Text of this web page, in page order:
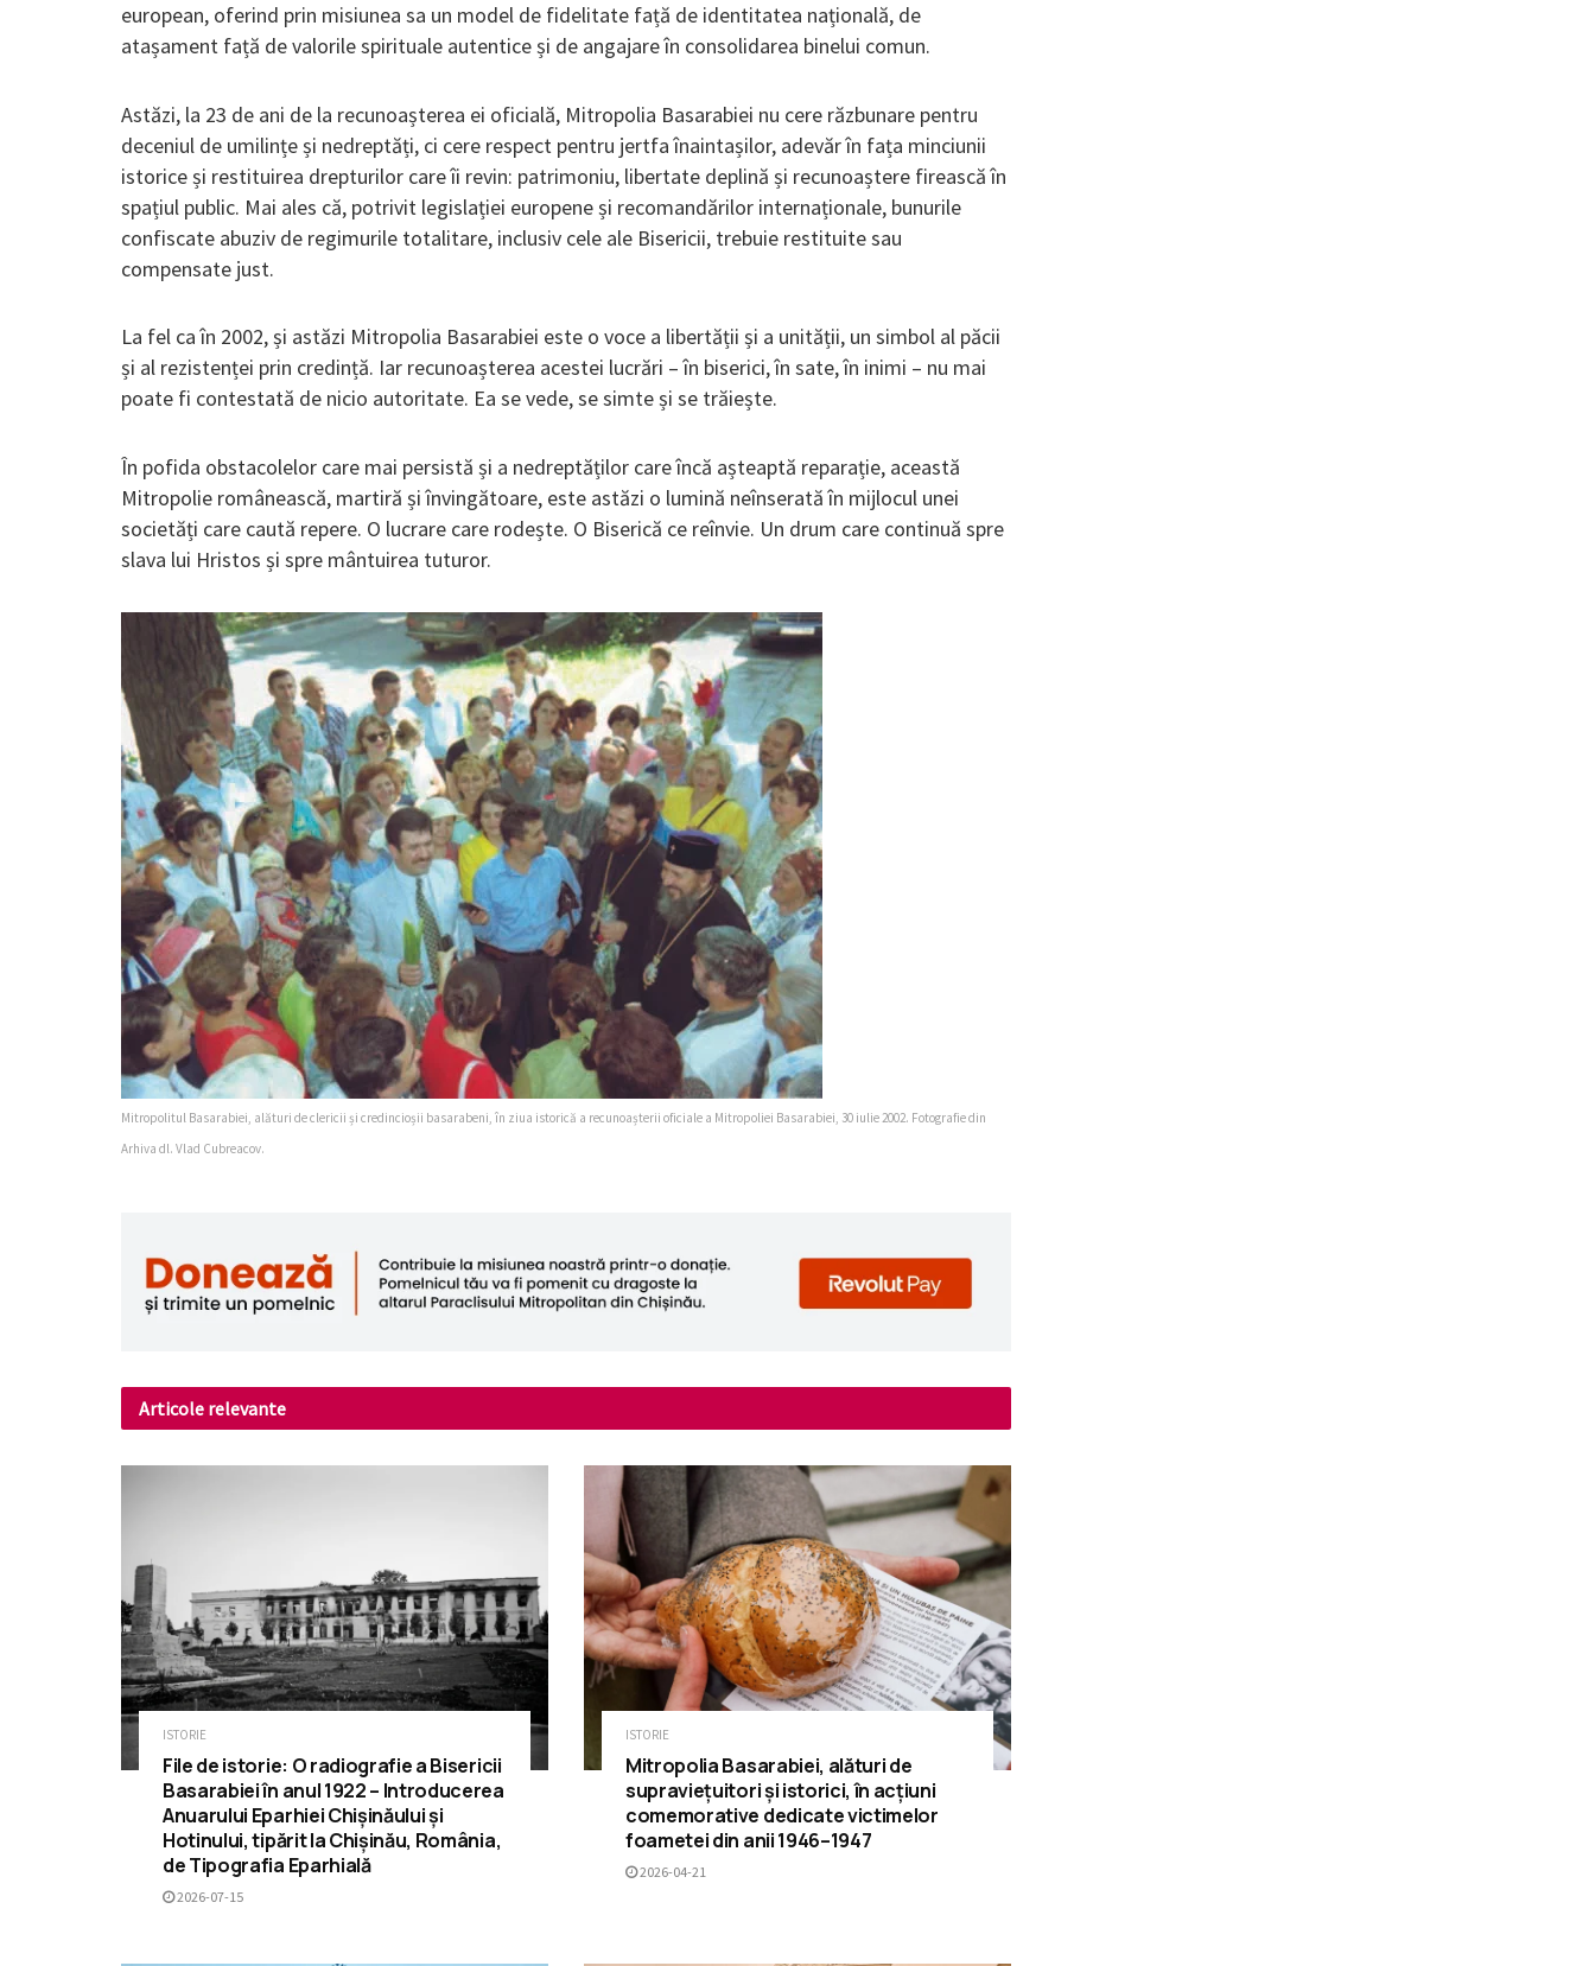
european, oferind prin misiunea sa un model de fidelitate față de identitatea națională, de
atașament față de valorile spirituale autentice și de angajare în consolidarea binelui comun.
Astăzi, la 23 de ani de la recunoașterea ei oficială, Mitropolia Basarabiei nu cere răzbunare pentru
deceniul de umilințe și nedreptăți, ci cere respect pentru jertfa înaintașilor, adevăr în fața minciunii
istorice și restituirea drepturilor care îi revin: patrimoniu, libertate deplină și recunoaștere firească în
spațiul public. Mai ales că, potrivit legislației europene și recomandărilor internaționale, bunurile
confiscate abuziv de regimurile totalitare, inclusiv cele ale Bisericii, trebuie restituite sau
compensate just.
La fel ca în 2002, și astăzi Mitropolia Basarabiei este o voce a libertății și a unității, un simbol al păcii
și al rezistenței prin credință. Iar recunoașterea acestei lucrări – în biserici, în sate, în inimi – nu mai
poate fi contestată de nicio autoritate. Ea se vede, se simte și se trăiește.
În pofida obstacolelor care mai persistă și a nedreptăților care încă așteaptă reparație, această
Mitropolie românească, martiră și învingătoare, este astăzi o lumină neînserată în mijlocul unei
societăți care caută repere. O lucrare care rodește. O Biserică ce reînvie. Un drum care continuă spre
slava lui Hristos și spre mântuirea tuturor.
Mitropolitul Basarabiei, alături de clericii și credincioșii basarabeni, în ziua istorică a recunoașterii oficiale a Mitropoliei Basarabiei, 30 iulie 2002. Fotografie din
Arhiva dl. Vlad Cubreacov.
Articole relevante
ISTORIE
File de istorie: O radiografie a Bisericii
Basarabiei în anul 1922 – Introducerea
Anuarului Eparhiei Chișinăului și
Hotinului, tipărit la Chișinău, România,
de Tipografia Eparhială
2026-07-15
ISTORIE
Mitropolia Basarabiei, alături de
supraviețuitori și istorici, în acțiuni
comemorative dedicate victimelor
foametei din anii 1946–1947
2026-04-21